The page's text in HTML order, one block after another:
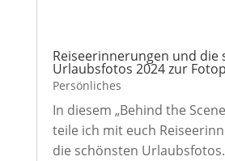
Reiseerinnerungen und die
Urlaubsfotos 2024 zur
Persönliches
In diesem „Behind the
teile ich mit euch
die schönsten